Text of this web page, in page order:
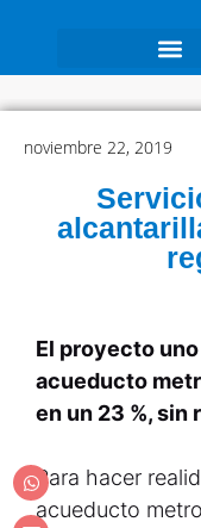
noviembre 22, 2019
El proyecto
acueducto
en un 23 %, sin
Para hacer
acueducto